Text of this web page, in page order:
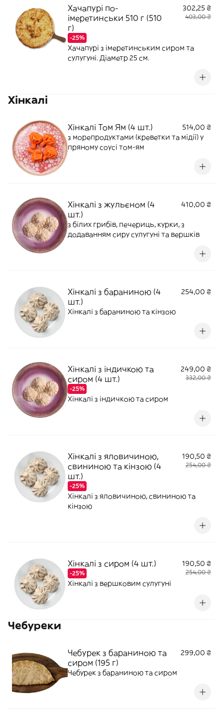
Хачапурі по-
імеретинськи 510 г (510
г)
-25%
302,25 ₴
403,00 ₴
Хачапурі з імеретинським сиром та
сулугуні. Діаметр 25 см.
Хінкалі
Хінкалі Том Ям (4 шт.)
514,00 ₴
з морепродуктами (креветки та мідії) у
пряному соусі том-ям
Хінкалі з жульєном (4
шт.)
410,00 ₴
з білих грибів, печериць, курки, з
додаванням сиру сулугуні та вершків
Хінкалі з бараниною (4
шт.)
254,00 ₴
Хінкалі з бараниною та кінзою
Хінкалі з індичкою та
сиром (4 шт.)
-25%
249,00 ₴
332,00 ₴
Хінкалі з індичкою та сиром
Хінкалі з яловичиною,
свининою та кінзою (4
шт.)
-25%
190,50 ₴
254,00 ₴
Хінкалі з яловичиною, свининою та
кінзою
Хінкалі з сиром (4 шт.)
-25%
190,50 ₴
254,00 ₴
Хінкалі з вершковим сулугуні
Чебуреки
Чебурек з бараниною та
сиром (195 г)
299,00 ₴
Чебурек з бараниною та сиром